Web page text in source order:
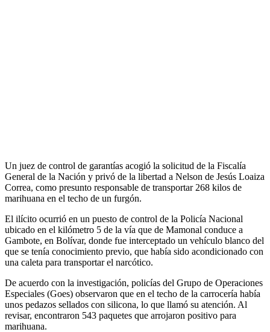
Un juez de control de garantías acogió la solicitud de la Fiscalía
General de la Nación y privó de la libertad a Nelson de Jesús Loaiza
Correa, como presunto responsable de transportar 268 kilos de
marihuana en el techo de un furgón.
El ilícito ocurrió en un puesto de control de la Policía Nacional
ubicado en el kilómetro 5 de la vía que de Mamonal conduce a
Gambote, en Bolívar, donde fue interceptado un vehículo blanco del
que se tenía conocimiento previo, que había sido acondicionado con
una caleta para transportar el narcótico.
De acuerdo con la investigación, policías del Grupo de Operaciones
Especiales (Goes) observaron que en el techo de la carrocería había
unos pedazos sellados con silicona, lo que llamó su atención. Al
revisar, encontraron 543 paquetes que arrojaron positivo para
marihuana.